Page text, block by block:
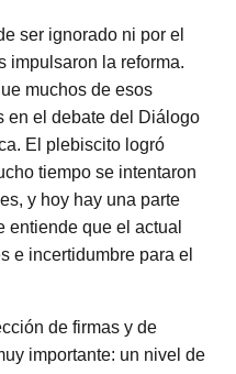
ser ignorado ni por el
impulsaron la reforma.
muchos de esos
en el debate del Diálogo
El plebiscito logró
tiempo se intentaron
y hoy hay una parte
entiende que el actual
e incertidumbre para el
de firmas y de
importante: un nivel de